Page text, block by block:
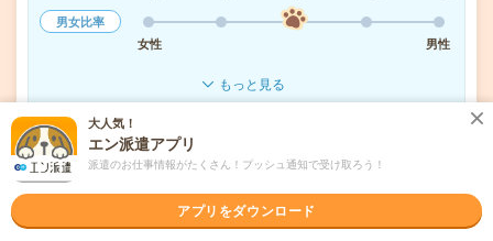
男女比率
女性
男性
もっと見る
気になる!
派遣会社 株式会社トヨタエンタプライズ（トヨタ自動車出資会社）
大人気！
エン派遣アプリ
派遣のお仕事情報がたくさん！プッシュ通知で受け取ろう！
アプリをダウンロード